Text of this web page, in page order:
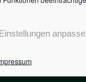
Einstellungen